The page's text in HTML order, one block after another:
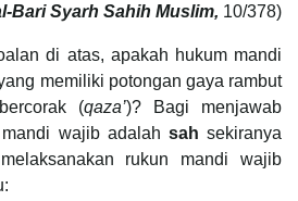
Bari Syarh Sahih Muslim, 10/378)
di atas, apakah hukum mandi
memiliki potongan gaya rambut
(qaza’)? Bagi menjawab
wajib adalah sahsekiranya
rukun mandi wajib